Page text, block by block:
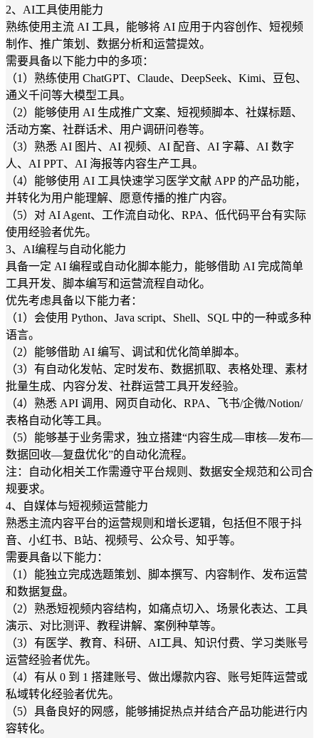
2、AI工具使用能力
熟练使用主流 AI 工具，能够将 AI 应用于内容创作、短视频
制作、推广策划、数据分析和运营提效。
需要具备以下能力中的多项：
（1）熟练使用 ChatGPT、Claude、DeepSeek、Kimi、豆包、
通义千问等大模型工具。
（2）能够使用 AI 生成推广文案、短视频脚本、社媒标题、
活动方案、社群话术、用户调研问卷等。
（3）熟悉 AI 图片、AI 视频、AI 配音、AI 字幕、AI 数字
人、AI PPT、AI 海报等内容生产工具。
（4）能够使用 AI 工具快速学习医学文献 APP 的产品功能，
并转化为用户能理解、愿意传播的推广内容。
（5）对 AI Agent、工作流自动化、RPA、低代码平台有实际
使用经验者优先。
3、AI编程与自动化能力
具备一定 AI 编程或自动化脚本能力，能够借助 AI 完成简单
工具开发、脚本编写和运营流程自动化。
优先考虑具备以下能力者：
（1）会使用 Python、Java script、Shell、SQL 中的一种或多种
语言。
（2）能够借助 AI 编写、调试和优化简单脚本。
（3）有自动化发帖、定时发布、数据抓取、表格处理、素材
批量生成、内容分发、社群运营工具开发经验。
（4）熟悉 API 调用、网页自动化、RPA、飞书/企微/Notion/
表格自动化等工具。
（5）能够基于业务需求，独立搭建“内容生成—审核—发布—
数据回收—复盘优化”的自动化流程。
注：自动化相关工作需遵守平台规则、数据安全规范和公司合
规要求。
4、自媒体与短视频运营能力
熟悉主流内容平台的运营规则和增长逻辑，包括但不限于抖
音、小红书、B站、视频号、公众号、知乎等。
需要具备以下能力：
（1）能独立完成选题策划、脚本撰写、内容制作、发布运营
和数据复盘。
（2）熟悉短视频内容结构，如痛点切入、场景化表达、工具
演示、对比测评、教程讲解、案例种草等。
（3）有医学、教育、科研、AI工具、知识付费、学习类账号
运营经验者优先。
（4）有从 0 到 1 搭建账号、做出爆款内容、账号矩阵运营或
私域转化经验者优先。
（5）具备良好的网感，能够捕捉热点并结合产品功能进行内
容转化。